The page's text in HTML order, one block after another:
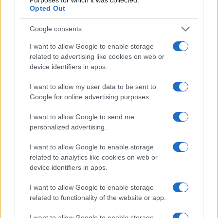
Opted Out
Google consents
I want to allow Google to enable storage
related to advertising like cookies on web or
device identifiers in apps.
I want to allow my user data to be sent to
Google for online advertising purposes.
I want to allow Google to send me
personalized advertising.
I want to allow Google to enable storage
related to analytics like cookies on web or
device identifiers in apps.
I want to allow Google to enable storage
related to functionality of the website or app.
V zalivu na Pašmanu našli
truplo 24-letnega Slovenca
Na Prevaljah se je huje
poškodoval voznik e-skiroja
Na bencinskem servisu v
avtomat, požar pogasili
zaposleni
Motorist v Radljah ob Dravi trčil
v ulično svetilko in se hudo
poškodoval
Izklop elektrike: 426. Nadzorništvo Vuzenica - Območje Sv.
Anton na Pohorju
Izklop elektrike: 425. Nadzorništvo Vuzenica - Območje
Vuhred